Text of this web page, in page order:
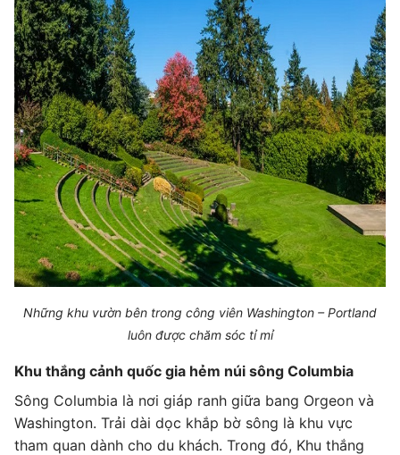
Những khu vườn bên trong công viên Washington – Portland
luôn được chăm sóc tỉ mỉ
Khu thắng cảnh quốc gia hẻm núi sông Columbia
Sông Columbia là nơi giáp ranh giữa bang Orgeon và
Washington. Trải dài dọc khắp bờ sông là khu vực
tham quan dành cho du khách. Trong đó, Khu thắng